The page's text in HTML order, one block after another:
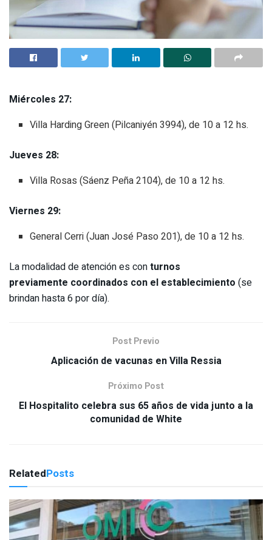
Miércoles 27:
Villa Harding Green (Pilcaniyén 3994), de 10 a 12 hs.
Jueves 28:
Villa Rosas (Sáenz Peña 2104), de 10 a 12 hs.
Viernes 29:
General Cerri (Juan José Paso 201), de 10 a 12 hs.
La modalidad de atención es conturnos
previamente coordinados con el establecimiento (se
brindan hasta 6 por día).
Post Previo
Aplicación de vacunas en Villa Ressia
Próximo Post
El Hospitalito celebra sus 65 años de vida junto a la
comunidad de White
RelatedPosts